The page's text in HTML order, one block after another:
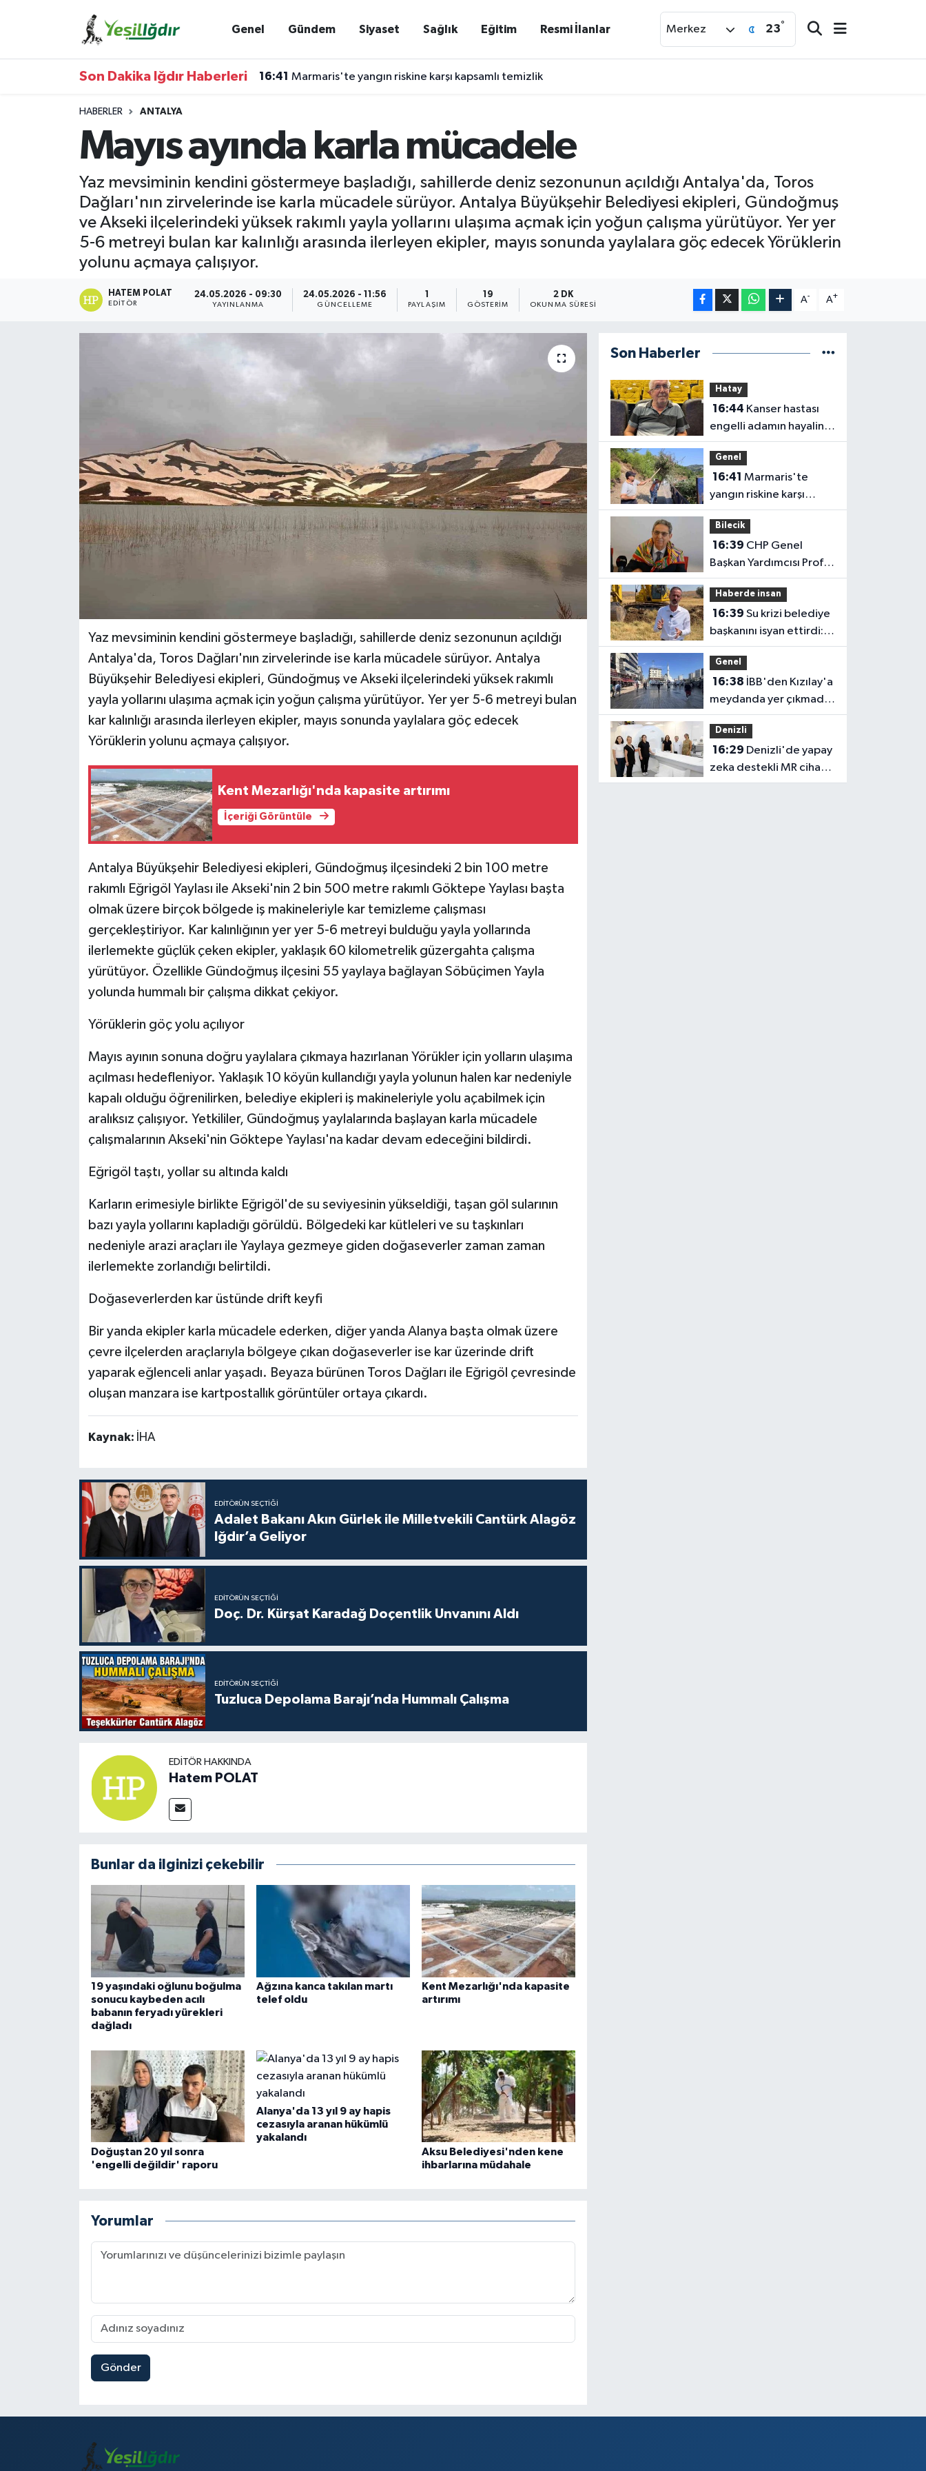
Genel Gündem Siyaset Sağlık Eğitim Resmi İlanlar Merkez 23°
Son Dakika Iğdır Haberleri 16:41 Marmaris'te yangın riskine karşı kapsamlı temizlik
HABERLER ANTALYA
Mayıs ayında karla mücadele
Yaz mevsiminin kendini göstermeye başladığı, sahillerde deniz sezonunun açıldığı Antalya'da, Toros
Dağları'nın zirvelerinde ise karla mücadele sürüyor. Antalya Büyükşehir Belediyesi ekipleri, Gündoğmuş
ve Akseki ilçelerindeki yüksek rakımlı yayla yollarını ulaşıma açmak için yoğun çalışma yürütüyor. Yer yer
5-6 metreyi bulan kar kalınlığı arasında ilerleyen ekipler, mayıs sonunda yaylalara göç edecek Yörüklerin
yolunu açmaya çalışıyor.
HATEM POLAT
EDITÖR
24.05.2026 - 09:30
YAYINLANMA
24.05.2026 - 11:56
GÜNCELLEME PAYLAŞIM
19
GÖSTERIM
2 DK
OKUNMA SÜRESI
A- A+
Yaz mevsiminin kendini göstermeye başladığı, sahillerde deniz sezonunun açıldığı
Antalya'da, Toros Dağları'nın zirvelerinde ise karla mücadele sürüyor. Antalya
Büyükşehir Belediyesi ekipleri, Gündoğmuş ve Akseki ilçelerindeki yüksek rakımlı
yayla yollarını ulaşıma açmak için yoğun çalışma yürütüyor. Yer yer 5-6 metreyi bulan
kar kalınlığı arasında ilerleyen ekipler, mayıs sonunda yaylalara göç edecek
Yörüklerin yolunu açmaya çalışıyor.
Kent Mezarlığı'nda kapasite artırımı
İçeriği Görüntüle
Antalya Büyükşehir Belediyesi ekipleri, Gündoğmuş ilçesindeki 2 bin 100 metre
rakımlı Eğrigöl Yaylası ile Akseki'nin 2 bin 500 metre rakımlı Göktepe Yaylası başta
olmak üzere birçok bölgede iş makineleriyle kar temizleme çalışması
gerçekleştiriyor. Kar kalınlığının yer yer 5-6 metreyi bulduğu yayla yollarında
ilerlemekte güçlük çeken ekipler, yaklaşık 60 kilometrelik güzergahta çalışma
yürütüyor. Özellikle Gündoğmuş ilçesini 55 yaylaya bağlayan Söbüçimen Yayla
yolunda hummalı bir çalışma dikkat çekiyor.
Yörüklerin göç yolu açılıyor
Mayıs ayının sonuna doğru yaylalara çıkmaya hazırlanan Yörükler için yolların ulaşıma
açılması hedefleniyor. Yaklaşık 10 köyün kullandığı yayla yolunun halen kar nedeniyle
kapalı olduğu öğrenilirken, belediye ekipleri iş makineleriyle yolu açabilmek için
aralıksız çalışıyor. Yetkililer, Gündoğmuş yaylalarında başlayan karla mücadele
çalışmalarının Akseki'nin Göktepe Yaylası'na kadar devam edeceğini bildirdi.
Eğrigöl taştı, yollar su altında kaldı
Karların erimesiyle birlikte Eğrigöl'de su seviyesinin yükseldiği, taşan göl sularının
bazı yayla yollarını kapladığı görüldü. Bölgedeki kar kütleleri ve su taşkınları
nedeniyle arazi araçları ile Yaylaya gezmeye giden doğaseverler zaman zaman
ilerlemekte zorlandığı belirtildi.
Doğaseverlerden kar üstünde drift keyfi
Bir yanda ekipler karla mücadele ederken, diğer yanda Alanya başta olmak üzere
çevre ilçelerden araçlarıyla bölgeye çıkan doğaseverler ise kar üzerinde drift
yaparak eğlenceli anlar yaşadı. Beyaza bürünen Toros Dağları ile Eğrigöl çevresinde
oluşan manzara ise kartpostallık görüntüler ortaya çıkardı.
Kaynak: İHA
EDITÖRÜN SEÇTIĞI
Adalet Bakanı Akın Gürlek ile Milletvekili Cantürk Alagöz
Iğdır’a Geliyor
EDITÖRÜN SEÇTIĞI
Doç. Dr. Kürşat Karadağ Doçentlik Unvanını Aldı
EDITÖRÜN SEÇTIĞI
Tuzluca Depolama Barajı’nda Hummalı Çalışma
EDITÖR HAKKINDA
Hatem POLAT
Bunlar da ilginizi çekebilir
19 yaşındaki oğlunu boğulma
sonucu kaybeden acılı
babanın feryadı yürekleri
dağladı
Ağzına kanca takılan martı
telef oldu
Kent Mezarlığı'nda kapasite
artırımı
Doğuştan 20 yıl sonra
'engelli değildir' raporu
Alanya'da 13 yıl 9 ay hapis
cezasıyla aranan hükümlü
yakalandı
Aksu Belediyesi'nden kene
ihbarlarına müdahale
Yorumlar
Gönder
Son Haberler
Hatay
16:44
engelli adamın hayalini
bile kuramadığı evine
kavuşunca döktüğü
gözyaşı duygulandırdı
Genel
16:41
yangın riskine karşı
kapsamlı temizlik
Bilecik
16:39
Başkan Yardımcısı Prof.
Dr. Ali Rıza Erbay, 'CHP
üyesi olmak inanç ister,
emek ister, yürek ister'
Haberde insan
16:39
başkanını isyan ettirdi:
Faturasını ödemeyen
vatandaşlara böyle
seslendi
Genel
16:38
meydanda yer çıkmadı,
Bahçelievler Belediyesi
yer tahsis etti
Denizli
16:29
zeka destekli MR cihazı
hizmete girdi
Iğdır Trafik Yoğunluk Haritası
Tüm Manşetler
Son Dakika Haberleri
Haber Arşivi